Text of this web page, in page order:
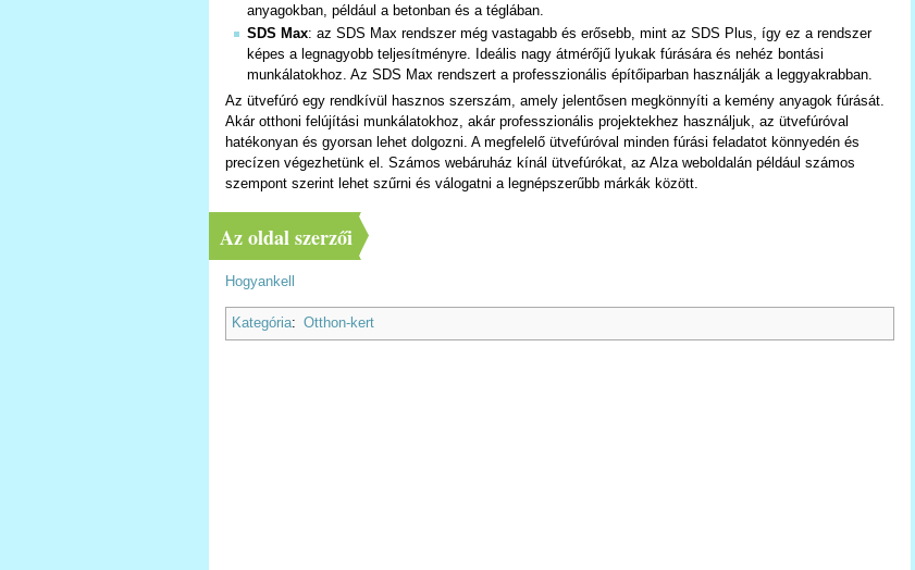
anyagokban, például a betonban és a téglában.
SDS Max: az SDS Max rendszer még vastagabb és erősebb, mint az SDS Plus, így ez a rendszer
képes a legnagyobb teljesítményre. Ideális nagy átmérőjű lyukak fúrására és nehéz bontási
munkálatokhoz. Az SDS Max rendszert a professzionális építőiparban használják a leggyakrabban.
Az ütvefúró egy rendkívül hasznos szerszám, amely jelentősen megkönnyíti a kemény anyagok fúrását.
Akár otthoni felújítási munkálatokhoz, akár professzionális projektekhez használjuk, az ütvefúróval
hatékonyan és gyorsan lehet dolgozni. A megfelelő ütvefúróval minden fúrási feladatot könnyedén és
precízen végezhetünk el. Számos webáruház kínál ütvefúrókat, az Alza weboldalán például számos
szempont szerint lehet szűrni és válogatni a legnépszerűbb márkák között.
Az oldal szerzői
Hogyankell
Kategória: Otthon-kert